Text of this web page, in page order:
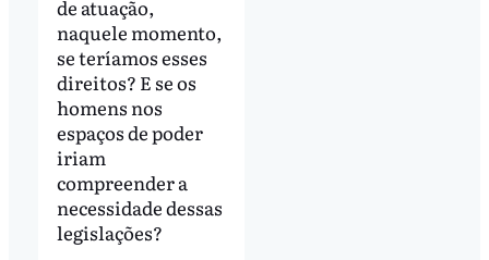
de atuação,
naquele momento,
se teríamos esses
direitos? E se os
homens nos
espaços de poder
iriam
compreender a
necessidade dessas
legislações?